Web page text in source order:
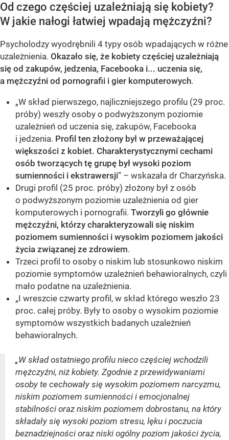
Od czego częściej uzależniają się kobiety?
W jakie nałogi łatwiej wpadają mężczyźni?
Psycholodzy wyodrębnili 4 typy osób wpadających w różne
uzależnienia. Okazało się, że kobiety częściej uzależniają
się od zakupów, jedzenia, Facebooka i... uczenia się,
a mężczyźni od pornografii i gier komputerowych.
„W skład pierwszego, najliczniejszego profilu (29 proc.
próby) weszły osoby o podwyższonym poziomie
uzależnień od uczenia się, zakupów, Facebooka
i jedzenia. Profil ten złożony był w przeważającej
większości z kobiet. Charakterystycznymi cechami
osób tworzących tę grupę był wysoki poziom
sumienności i ekstrawersji” – wskazała dr Charzyńska.
Drugi profil (25 proc. próby) złożony był z osób
o podwyższonym poziomie uzależnienia od gier
komputerowych i pornografii. Tworzyli go głównie
mężczyźni, którzy charakteryzowali się niskim
poziomem sumienności i wysokim poziomem jakości
życia związanej ze zdrowiem.
Trzeci profil to osoby o niskim lub stosunkowo niskim
poziomie symptomów uzależnień behawioralnych, czyli
mało podatne na uzależnienia.
„I wreszcie czwarty profil, w skład którego weszło 23
proc. całej próby. Były to osoby o wysokim poziomie
symptomów wszystkich badanych uzależnień
behawioralnych.
„W skład ostatniego profilu nieco częściej wchodzili
mężczyźni, niż kobiety. Zgodnie z przewidywaniami
osoby te cechowały się wysokim poziomem narcyzmu,
niskim poziomem sumienności i emocjonalnej
stabilności oraz niskim poziomem dobrostanu, na który
składały się wysoki poziom stresu, lęku i poczucia
beznadziejności oraz niski ogólny poziom jakości życia,